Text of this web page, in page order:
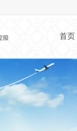
首页